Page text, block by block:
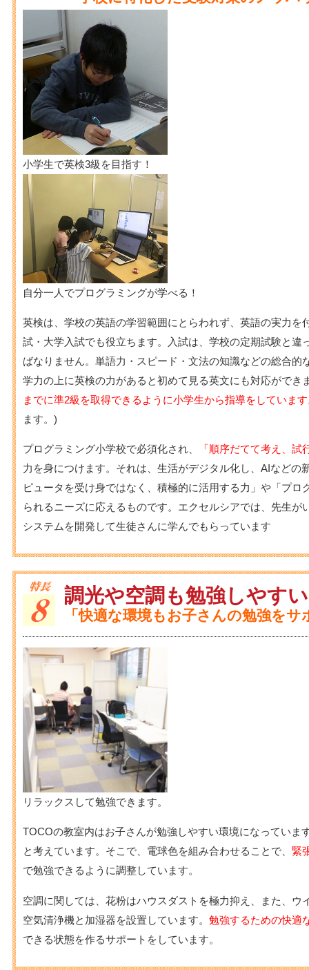
小学生で英検3級を目指す！
自分一人でプログラミングが学べる！
英検は、学校の英語の学習範囲にとらわれず、英語の実力を
試・大学入試でも役立ちます。入試は、学校の定期試験と違
ばなりません。単語力・スピード・文法の知識などの総合的
学力の上に英検の力があると初めて見る英文にも対応ができ
までに準2級を取得できるように小学生から指導をしていま
ます。)
プログラミング小学校で必須化され、
「順序だてて考え、
力を身につけます。それは、生活がデジタル化し、AIなどの
ピュータを受け身ではなく、積極的に活用する力」や「プ
られるニーズに応えるものです。エクセルシアでは、先生
システムを開発して生徒さんに学んでもらっています
調光や空調も勉強しやす
「快適な環境もお子さんの勉強をサ
リラックスして勉強できます。
TOCOの教室内はお子さんが勉強しやすい環境になっていま
と考えています。そこで、電球色を組み合わせることで、 緊
で勉強できるように調整しています。
空調に関しては、花粉はハウスダストを極力抑え、また、ウ
空気清浄機と加湿器を設置しています。 勉強するための快適
できる状態を作るサポートをしています。